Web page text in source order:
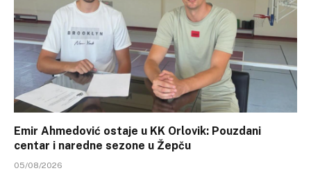
Emir Ahmedović ostaje u KK Orlovik: Pouzdani
centar i naredne sezone u Žepču
05/08/2026